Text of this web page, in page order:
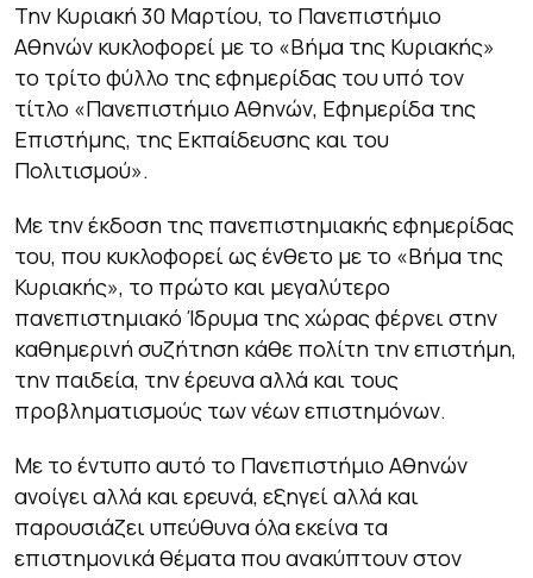
Την Κυριακή 30 Μαρτίου, το Πανεπιστήμιο
Αθηνών κυκλοφορεί με το «Βήμα της Κυριακής»
το τρίτο φύλλο της εφημερίδας του υπό τον
τίτλο «Πανεπιστήμιο Αθηνών, Εφημερίδα της
Επιστήμης, της Εκπαίδευσης και του
Πολιτισμού».
Με την έκδοση της πανεπιστημιακής εφημερίδας
του, που κυκλοφορεί ως ένθετο με το «Βήμα της
Κυριακής», το πρώτο και μεγαλύτερο
πανεπιστημιακό Ίδρυμα της χώρας φέρνει στην
καθημερινή συζήτηση κάθε πολίτη την επιστήμη,
την παιδεία, την έρευνα αλλά και τους
προβληματισμούς των νέων επιστημόνων.
Με το έντυπο αυτό το Πανεπιστήμιο Αθηνών
ανοίγει αλλά και ερευνά, εξηγεί αλλά και
παρουσιάζει υπεύθυνα όλα εκείνα τα
επιστημονικά θέματα που ανακύπτουν στον